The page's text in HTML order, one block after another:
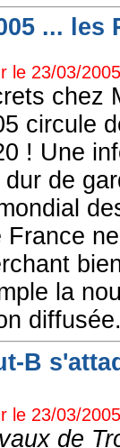
... les
le 23/03/
chez
circule
! Une
de
France
la
B
le 23/03/
de